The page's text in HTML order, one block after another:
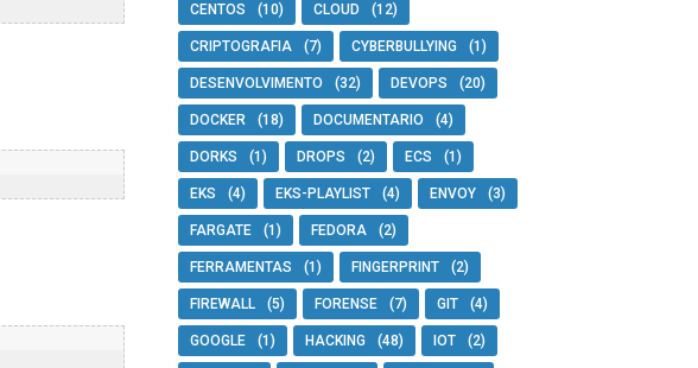
CENTOS (10) CLOUD (12)
CRIPTOGRAFIA (7) CYBERBULLYING (1)
DESENVOLVIMENTO (32) DEVOPS (20)
DOCKER (18) DOCUMENTARIO (4)
DORKS (1) DROPS (2) ECS (1)
EKS (4) EKS-PLAYLIST (4) ENVOY (3)
FARGATE (1) FEDORA (2)
FERRAMENTAS (1) FINGERPRINT (2)
FIREWALL (5) FORENSE (7) GIT (4)
GOOGLE (1) HACKING (48) IOT (2)